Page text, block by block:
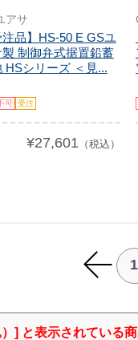
アサ
注品】HS-50 E GSユ
製 制御弁式据置鉛蓄
HSシリーズ ＜見...
可 受注
¥27,601 （税込）
1
] と表示されている商